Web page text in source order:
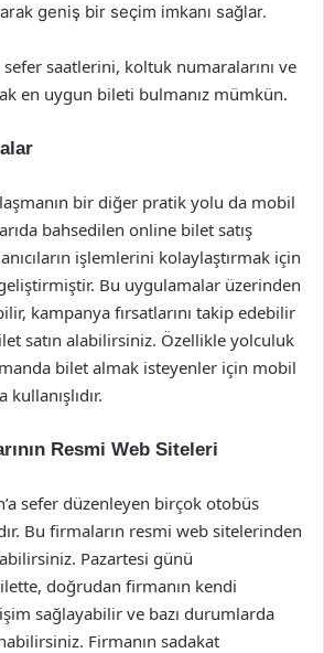
geniş bir seçim imkanı sağlar.
saatlerini, koltuk numaralarını ve
en uygun bileti bulmanız mümkün.
bir diğer pratik yolu da mobil
bahsedilen online bilet satış
işlemlerini kolaylaştırmak için
Bu uygulamalar üzerinden
kampanya fırsatlarını takip edebilir
satın alabilirsiniz. Özellikle yolculuk
bilet almak isteyenler için mobil
Resmi Web Siteleri
sefer düzenleyen birçok otobüs
Bu firmaların resmi web sitelerinden
Pazartesi günü
doğrudan firmanın kendi
sağlayabilir ve bazı durumlarda
Firmanın sadakat